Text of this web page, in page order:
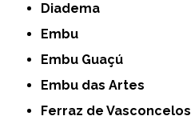
Diadema
Embu
Embu Guaçú
Embu das Artes
Ferraz de Vasconcelos